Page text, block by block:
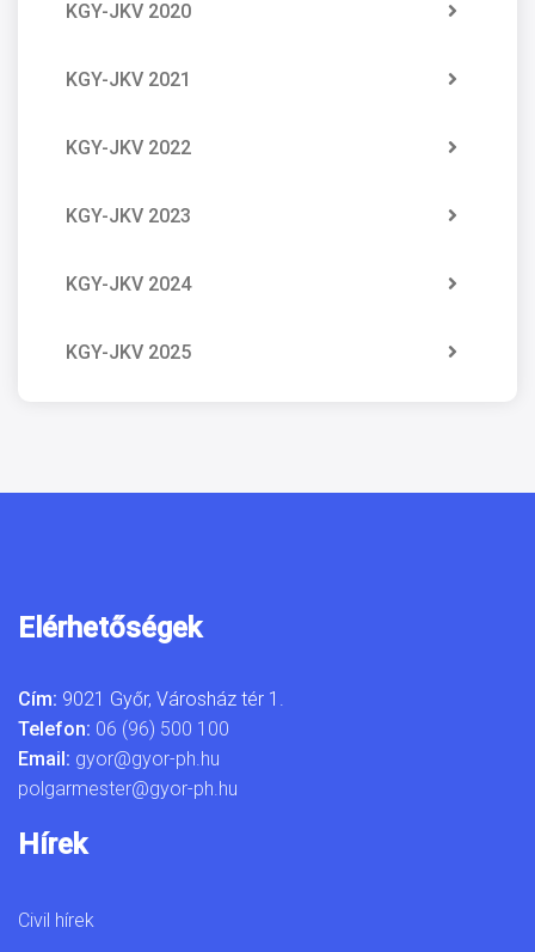
KGY-JKV 2020
KGY-JKV 2021
KGY-JKV 2022
KGY-JKV 2023
KGY-JKV 2024
KGY-JKV 2025
Elérhetőségek
Cím: 9021 Győr, Városház tér 1.
Telefon: 06 (96) 500 100
Email: gyor@gyor-ph.hu
polgarmester@gyor-ph.hu
Hírek
Civil hírek